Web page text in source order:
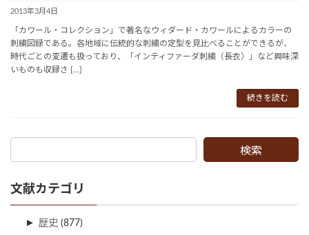
2013年3月4日
「カワール・コレクション」で著名なウィダード・カワールによるカラーの
刺繍図録である。各地域に伝統的な刺繍の定型を見比べることができるが、
時代ごとの変遷も扱っており、「インティファーダ刺繍（長衣）」など興味深
いものも収録さ […]
続きを読む
検索
文献カテゴリ
► 歴史 (877)